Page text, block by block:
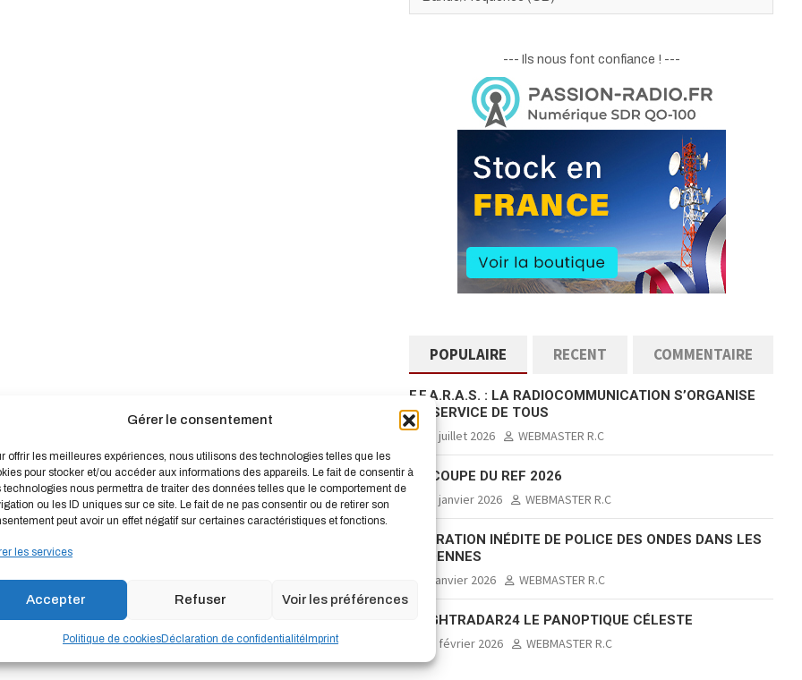
Gérer le consentement
offrir les meilleures expériences, nous utilisons des technologies telles que les
pour stocker et/ou accéder aux informations des appareils. Le fait de consentir à
technologies nous permettra de traiter des données telles que le comportement de
ou les ID uniques sur ce site. Le fait de ne pas consentir ou de retirer son
peut avoir un effet négatif sur certaines caractéristiques et fonctions.
les services
Accepter Refuser Voir les préférences
Politique de cookiesDéclaration de confidentialitéImprint
--- Ils nous font confiance ! ---
POPULAIRE RECENT COMMENTAIRE
F.F.A.R.A.S. : LA RADIOCOMMUNICATION S’ORGANISE
AU SERVICE DE TOUS
17 juillet 2026
WEBMASTER R.C
LA COUPE DU REF 2026
10 janvier 2026
WEBMASTER R.C
OPÉRATION INÉDITE DE POLICE DES ONDES DANS LES
ARDENNES
2 janvier 2026
WEBMASTER R.C
FLIGHTRADAR24 LE PANOPTIQUE CÉLESTE
11 février 2026
WEBMASTER R.C